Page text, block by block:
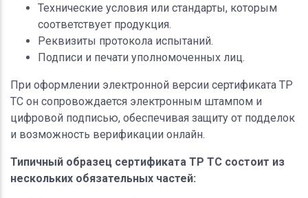
Технические условия или стандарты, которым
соответствует продукция.
Реквизиты протокола испытаний.
Подписи и печати уполномоченных лиц.
При оформлении электронной версии сертификата ТР
ТС он сопровождается электронным штампом и
цифровой подписью, обеспечивая защиту от подделок
и возможность верификации онлайн.
Типичный образец сертификата ТР ТС состоит из
нескольких обязательных частей: